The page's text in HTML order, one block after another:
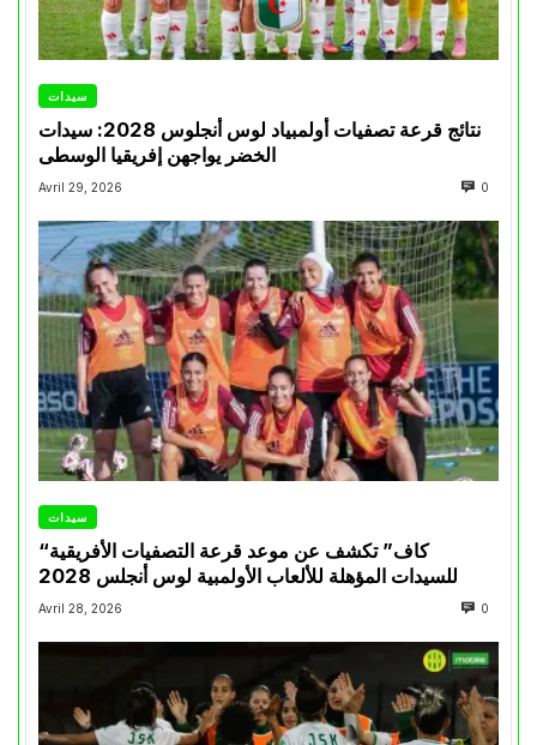
سيدات
نتائج قرعة تصفيات أولمبياد لوس أنجلوس 2028: سيدات
الخضر يواجهن إفريقيا الوسطى
Avril 29, 2026 0
سيدات
“كاف” تكشف عن موعد قرعة التصفيات الأفريقية
للسيدات المؤهلة للألعاب الأولمبية لوس أنجلس 2028
Avril 28, 2026 0